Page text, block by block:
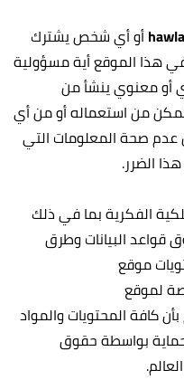
أو أي شخص يشترك
في هذا الموقع أية مسؤولية
أو معنوي ينشأ من
من استعماله أو من أي
صحة المعلومات التي
الضرر.
الفكرية بما في ذلك
قواعد البيانات وطرق
موقع
لموقع
كافة المحتويات والمواد
بواسطة حقوق